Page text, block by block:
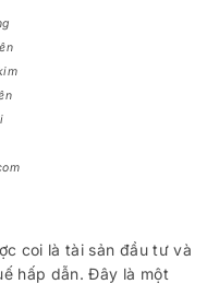
coi là tài sản đầu tư và
hấp dẫn. Đây là một